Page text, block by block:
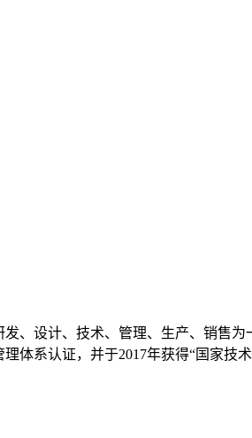
、设计、技术、管理、生产、销售为
体系认证，并于2017年获得“国家技